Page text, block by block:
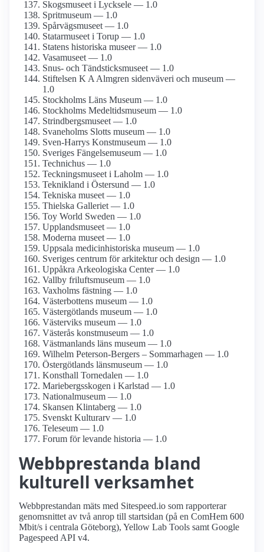
Skogsmuseet i Lycksele — 1.0
Spritmuseum — 1.0
Spårvägsmuseet — 1.0
Statarmuseet i Torup — 1.0
Statens historiska museer — 1.0
Vasamuseet — 1.0
Snus- och Tändsticks­museet — 1.0
Stiftelsen K A Almgren sidenväveri och museum —
1.0
Stockholms Läns Museum — 1.0
Stockholms Medeltids­museum — 1.0
Strindbergs­museet — 1.0
Svaneholms Slotts museum — 1.0
Sven-Harrys Konstmuseum — 1.0
Sveriges Fängelsemuseum — 1.0
Technichus — 1.0
Teckningsmuseet i Laholm — 1.0
Teknikland i Östersund — 1.0
Tekniska museet — 1.0
Thielska Galleriet — 1.0
Toy World Sweden — 1.0
Upplands­museet — 1.0
Moderna museet — 1.0
Uppsala medicinhistoriska museum — 1.0
Sveriges centrum för arkitektur och design — 1.0
Uppåkra Arkeologiska Center — 1.0
Vallby friluftsmuseum — 1.0
Vaxholms fästning — 1.0
Västerbottens museum — 1.0
Västergötlands museum — 1.0
Västerviks museum — 1.0
Västerås konstmuseum — 1.0
Västmanlands läns museum — 1.0
Wilhelm Peterson-Bergers – Sommarhagen — 1.0
Östergötlands länsmuseum — 1.0
Konsthall Tornedalen — 1.0
Mariebergs­skogen i Karlstad — 1.0
National­museum — 1.0
Skansen Klintaberg — 1.0
Svenskt Kulturarv — 1.0
Teleseum — 1.0
Forum för levande historia — 1.0
Webbprestanda bland
kulturell verksamhet
Webbprestandan mäts med Sitespeed.io som rapporterar
genomsnittet av två anrop till startsidan (på en ComHem 600
Mbit/s i centrala Göteborg), Yellow Lab Tools samt Google
Pagespeed API v4.